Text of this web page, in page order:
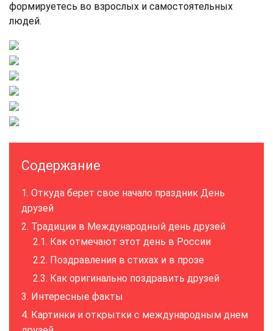
формируетесь во взрослых и самостоятельных
людей.
Содержание
Откуда берет свое начало праздник День
друзей
Традиции в Международный день друзей
Как отмечают этот день в России
Поздравления в стихах и в прозе
Как оригинально поздравить друзей
Интересные факты
Картинки и открытки с международным днем